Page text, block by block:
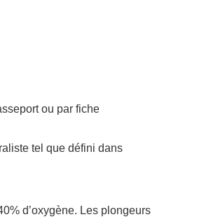
ou par fiche
tel que défini dans
d’oxygène. Les plongeurs